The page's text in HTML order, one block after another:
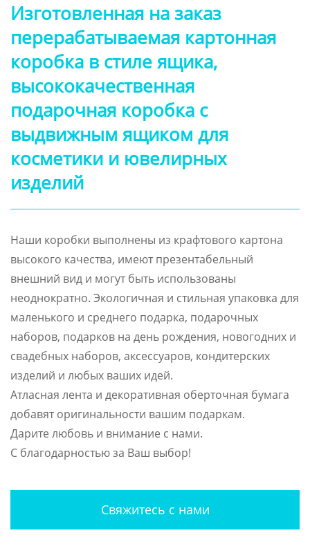
Изготовленная на заказ
перерабатываемая картонная
коробка в стиле ящика,
высококачественная
подарочная коробка с
выдвижным ящиком для
косметики и ювелирных
изделий
Наши коробки выполнены из крафтового картона
высокого качества, имеют презентабельный
внешний вид и могут быть использованы
неоднократно. Экологичная и стильная упаковка для
маленького и среднего подарка, подарочных
наборов, подарков на день рождения, новогодних и
свадебных наборов, аксессуаров, кондитерских
изделий и любых ваших идей.
Атласная лента и декоративная оберточная бумага
добавят оригинальности вашим подаркам.
Дарите любовь и внимание с нами.
С благодарностью за Ваш выбор!
Свяжитесь с нами